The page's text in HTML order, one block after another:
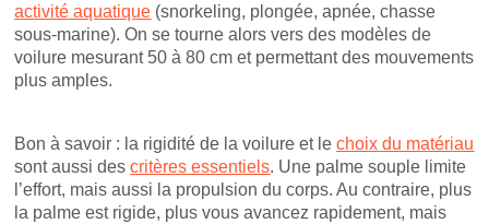
activité aquatique (snorkeling, plongée, apnée, chasse
sous-marine). On se tourne alors vers des modèles de
voilure mesurant 50 à 80 cm et permettant des mouvements
plus amples.
Bon à savoir : la rigidité de la voilure et lechoix du matériau
sont aussi descritères essentiels. Une palme souple limite
l’effort, mais aussi la propulsion du corps. Au contraire, plus
la palme est rigide, plus vous avancez rapidement, mais